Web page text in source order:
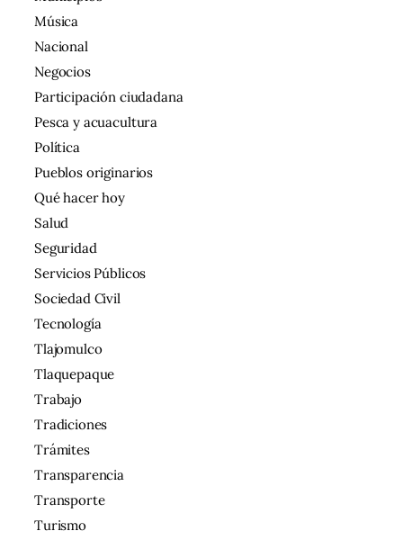
Música
Nacional
Negocios
Participación ciudadana
Pesca y acuacultura
Política
Pueblos originarios
Qué hacer hoy
Salud
Seguridad
Servicios Públicos
Sociedad Civil
Tecnología
Tlajomulco
Tlaquepaque
Trabajo
Tradiciones
Trámites
Transparencia
Transporte
Turismo